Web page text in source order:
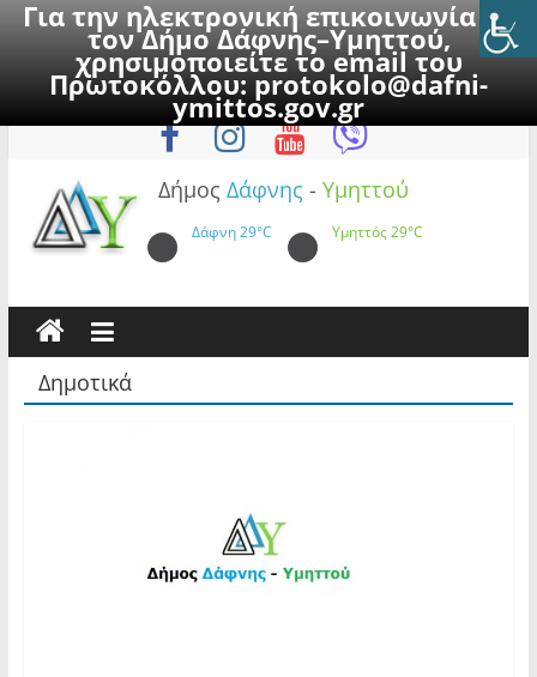
Για την ηλεκτρονική επικοινωνία με
τον Δήμο Δάφνης–Υμηττού,
χρησιμοποιείτε το email του
Πρωτοκόλλου:protokolo@dafni-
ymittos.gov.gr
to
Παρασκευή, 7 Αυγούστου 2026
Δήμος Δάφνης - Υμηττού
Δάφνη29°C Υμηττός29°C
Δημοτικά